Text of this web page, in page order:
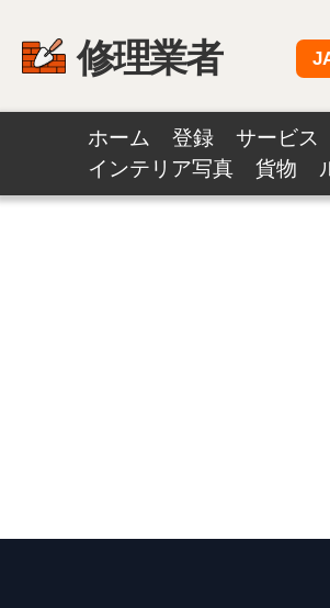
修理業者
ホーム 登録 サービス
インテリア写真
貨物